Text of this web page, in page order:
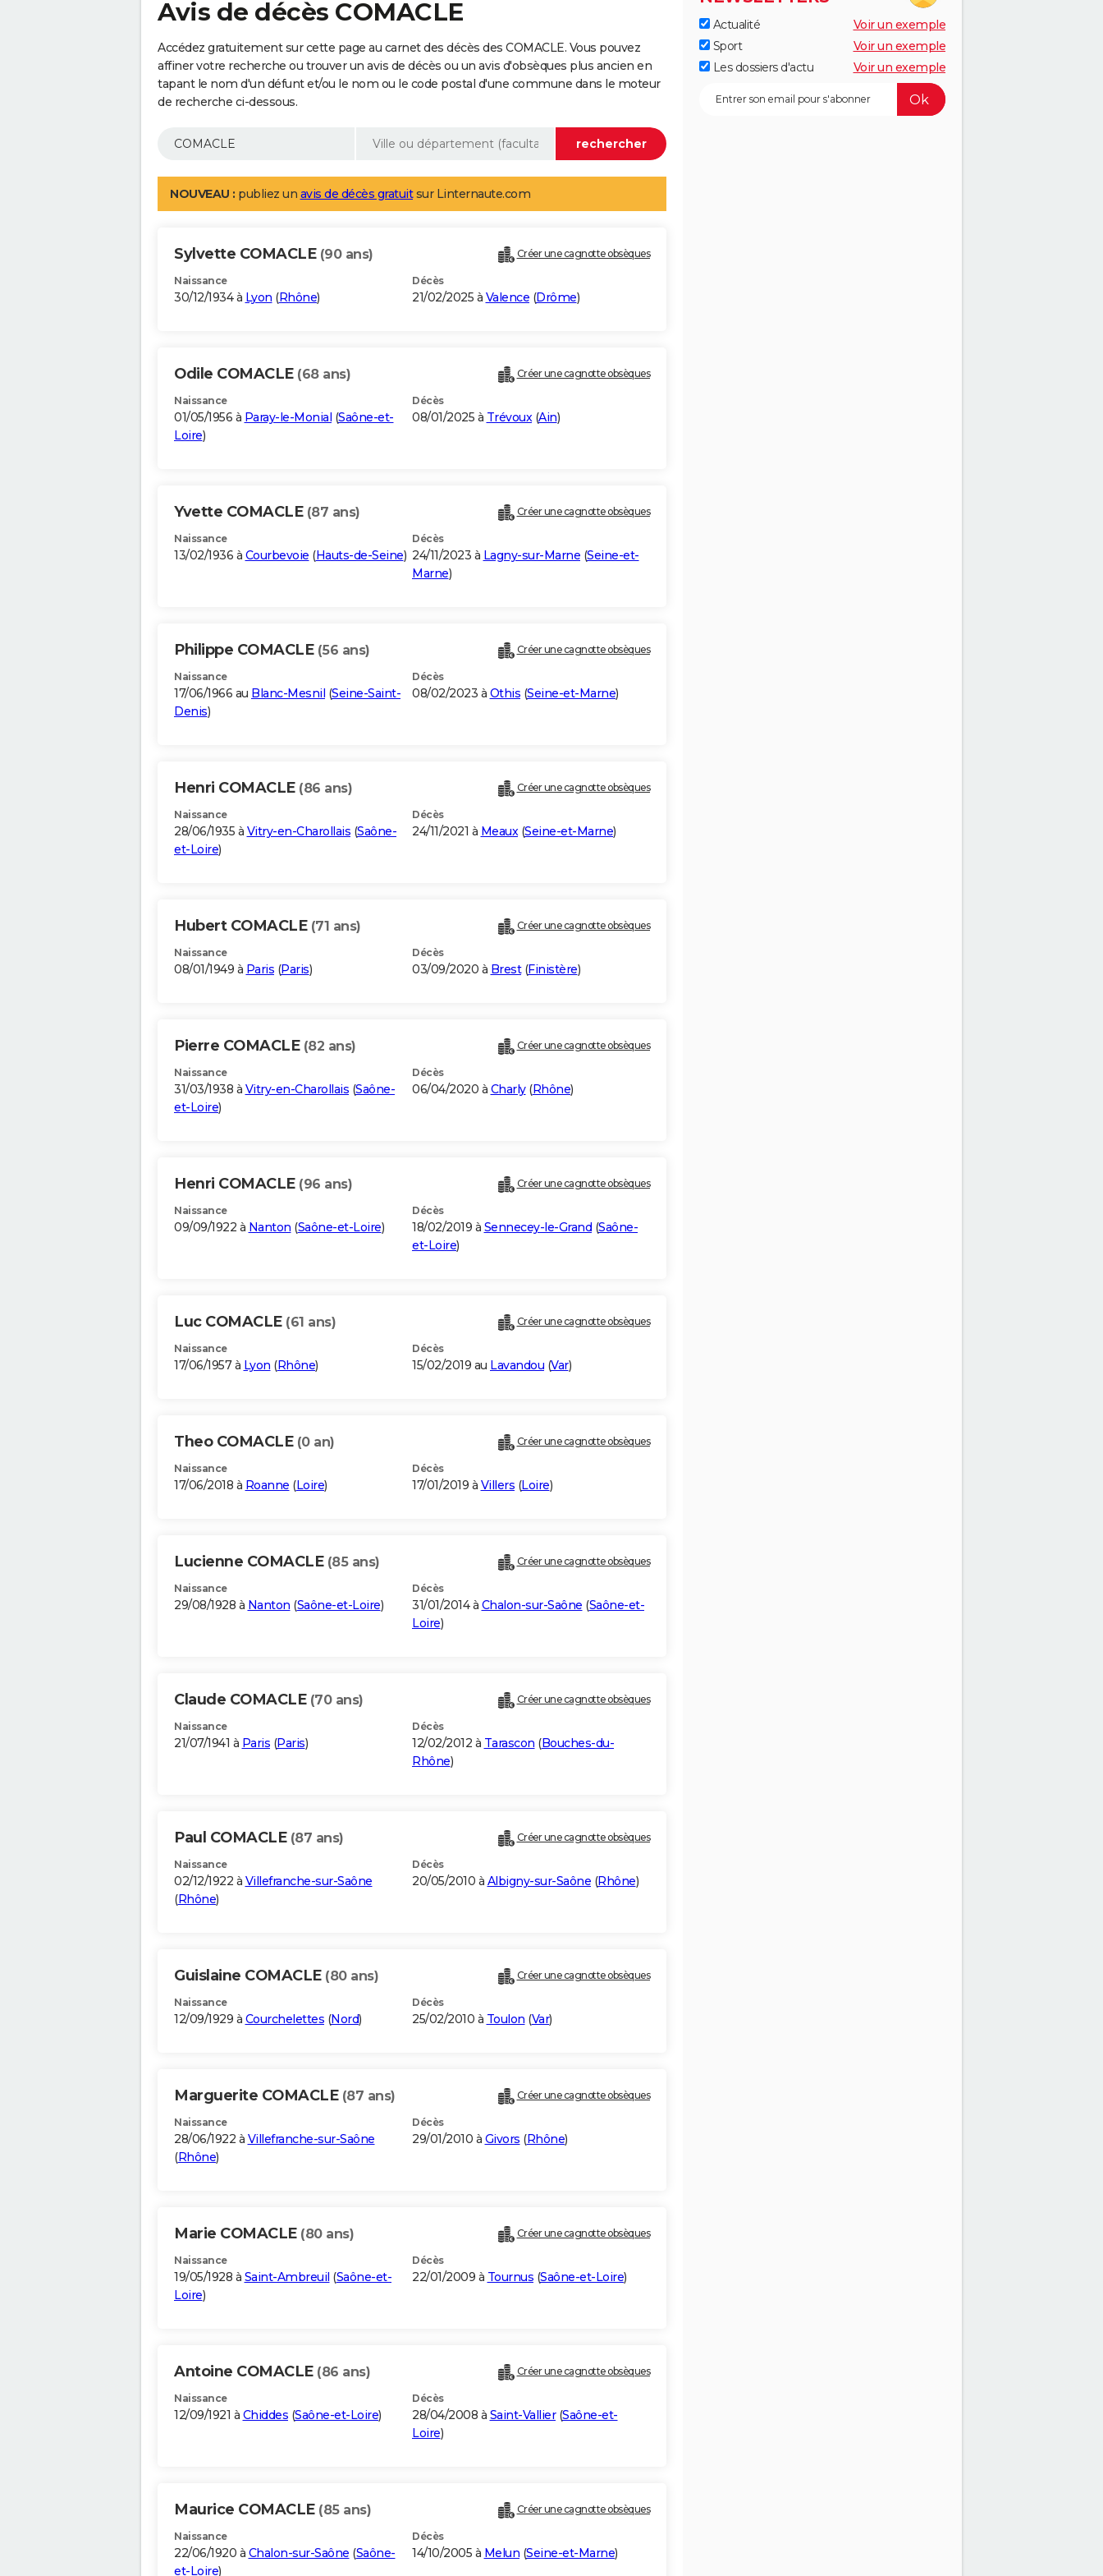
Avis de décès COMACLE
Accédez gratuitement sur cette page au carnet des décès des COMACLE. Vous pouvez
affiner votre recherche ou trouver un avis de décès ou un avis d'obsèques plus ancien en
tapant le nom d'un défunt et/ou le nom ou le code postal d'une commune dans le moteur
de recherche ci-dessous.
NOUVEAU : publiez un avis de décès gratuitsur Linternaute.com
Sylvette COMACLE (90 ans) Créer une cagnotte obsèques
Naissance
30/12/1934 à Lyon (Rhône)
Décès
21/02/2025 à Valence (Drôme)
Odile COMACLE (68 ans) Créer une cagnotte obsèques
Naissance
01/05/1956 à Paray-le-Monial (Saône-et-
Loire)
Décès
08/01/2025 à Trévoux(Ain)
Yvette COMACLE (87 ans) Créer une cagnotte obsèques
Naissance
13/02/1936 à Courbevoie (Hauts-de-Seine)
Décès
24/11/2023 à Lagny-sur-Marne (Seine-et-
Marne)
Philippe COMACLE (56 ans) Créer une cagnotte obsèques
Naissance
17/06/1966 au Blanc-Mesnil (Seine-Saint-
Denis)
Décès
08/02/2023 à Othis (Seine-et-Marne)
Henri COMACLE (86 ans) Créer une cagnotte obsèques
Naissance
28/06/1935 à Vitry-en-Charollais (Saône-
et-Loire)
Décès
24/11/2021 à Meaux(Seine-et-Marne)
Hubert COMACLE (71 ans) Créer une cagnotte obsèques
Naissance
08/01/1949 à Paris (Paris)
Décès
03/09/2020 à Brest(Finistère)
Pierre COMACLE (82 ans) Créer une cagnotte obsèques
Naissance
31/03/1938 à Vitry-en-Charollais (Saône-
et-Loire)
Décès
06/04/2020 à Charly(Rhône)
Henri COMACLE (96 ans) Créer une cagnotte obsèques
Naissance
09/09/1922 à Nanton (Saône-et-Loire)
Décès
18/02/2019 à Sennecey-le-Grand (Saône-
et-Loire)
Luc COMACLE (61 ans) Créer une cagnotte obsèques
Naissance
17/06/1957 à Lyon (Rhône)
Décès
15/02/2019 au Lavandou (Var)
Theo COMACLE (0 an) Créer une cagnotte obsèques
Naissance
17/06/2018 à Roanne (Loire)
Décès
17/01/2019 à Villers (Loire)
Lucienne COMACLE (85 ans) Créer une cagnotte obsèques
Naissance
29/08/1928 à Nanton (Saône-et-Loire)
Décès
31/01/2014 à Chalon-sur-Saône (Saône-et-
Loire)
Claude COMACLE (70 ans) Créer une cagnotte obsèques
Naissance
21/07/1941 à Paris (Paris)
Décès
12/02/2012 à Tarascon (Bouches-du-
Rhône)
Paul COMACLE (87 ans) Créer une cagnotte obsèques
Naissance
02/12/1922 à Villefranche-sur-Saône
(Rhône)
Décès
20/05/2010 à Albigny-sur-Saône (Rhône)
Guislaine COMACLE (80 ans) Créer une cagnotte obsèques
Naissance
12/09/1929 à Courchelettes (Nord)
Décès
25/02/2010 à Toulon (Var)
Marguerite COMACLE (87 ans) Créer une cagnotte obsèques
Naissance
28/06/1922 à Villefranche-sur-Saône
(Rhône)
Décès
29/01/2010 à Givors (Rhône)
Marie COMACLE (80 ans) Créer une cagnotte obsèques
Naissance
19/05/1928 à Saint-Ambreuil (Saône-et-
Loire)
Décès
22/01/2009 à Tournus (Saône-et-Loire)
Antoine COMACLE (86 ans) Créer une cagnotte obsèques
Naissance
12/09/1921 à Chiddes (Saône-et-Loire)
Décès
28/04/2008 à Saint-Vallier(Saône-et-
Loire)
Maurice COMACLE (85 ans) Créer une cagnotte obsèques
Naissance
22/06/1920 à Chalon-sur-Saône (Saône-
et-Loire)
Décès
14/10/2005 à Melun (Seine-et-Marne)
Actualité
Voir un exemple
Sport
Voir un exemple
Les dossiers d'actu
Voir un exemple